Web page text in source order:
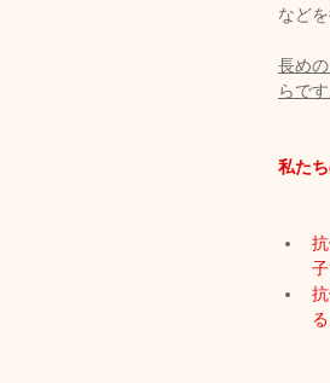
など
長め
らです
私た
子